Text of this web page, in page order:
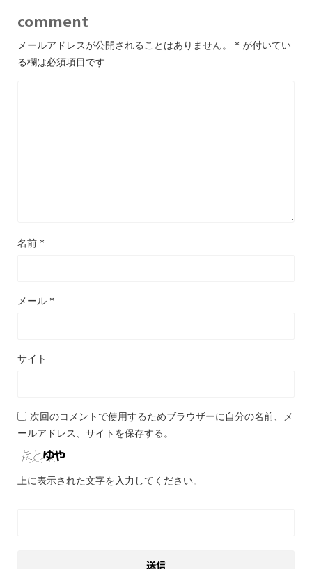
comment
メールアドレスが公開されることはありません。 * が付いてい
る欄は必須項目です
名前 *
メール *
サイト
次回のコメントで使用するためブラウザーに自分の名前、メ
ールアドレス、サイトを保存する。
上に表示された文字を入力してください。